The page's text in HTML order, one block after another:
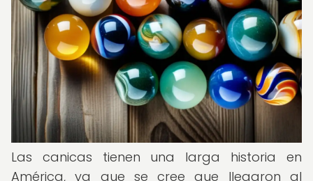
Las canicas tienen una larga historia en
América, ya que se cree que llegaron al